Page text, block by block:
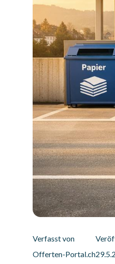
Verfasst von
Offerten-Portal.ch